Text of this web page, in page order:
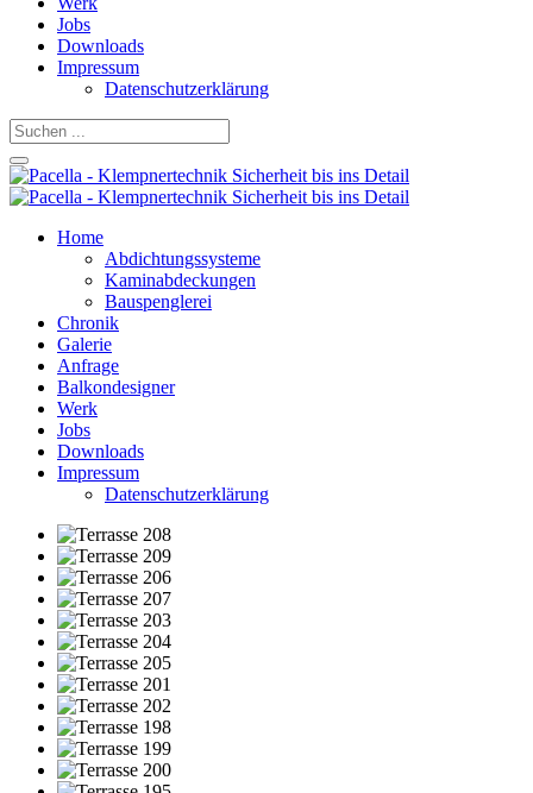
Jobs
Downloads
Impressum
Datenschutzerklärung
Home
Abdichtungssysteme
Kaminabdeckungen
Bauspenglerei
Chronik
Galerie
Anfrage
Balkondesigner
Werk
Jobs
Downloads
Impressum
Datenschutzerklärung